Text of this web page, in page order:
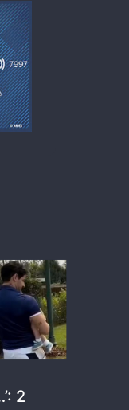
2